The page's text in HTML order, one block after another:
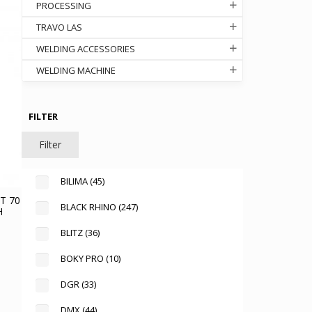
70
PROCESSING
TRAVO LAS
WELDING ACCESSORIES
WELDING MACHINE
FILTER
Filter
BILIMA(45)
BLACK RHINO (247)
BLITZ(36)
BOKY PRO (10)
DGR(33)